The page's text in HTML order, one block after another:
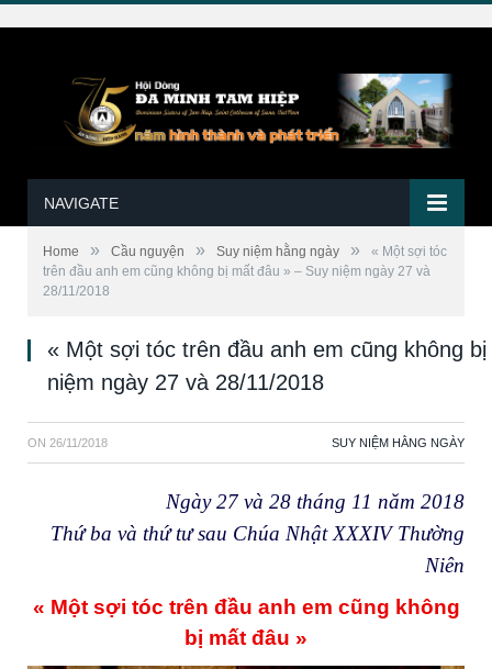
NAVIGATE
Home » Cầu nguyện » Suy niệm hằng ngày »
« Một sợi tóc
trên đầu anh em cũng không bị mất đâu » – Suy niệm ngày 27 và
28/11/2018
« Một sợi tóc trên đầu anh em cũng không
niệm ngày 27 và 28/11/2018
ON 26/11/2018 SUY NIỆM HẰNG NGÀY
Ngày 27 và 28 tháng 11 năm 2018
Thứ ba và thứ tư sau Chúa Nhật XXXIV Thường
Niên
« Một sợi tóc trên đầu anh em cũng không
bị mất đâu »